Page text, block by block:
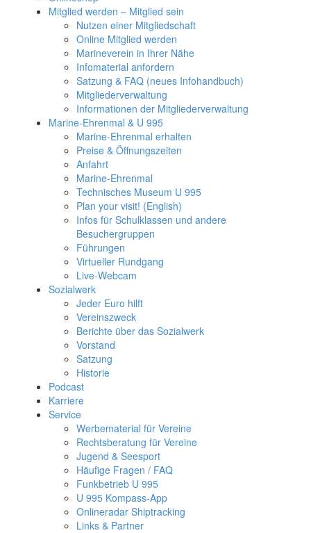
Mitglied werden – Mitglied sein
Nutzen einer Mitgliedschaft
Online Mitglied werden
Marineverein in Ihrer Nähe
Infomaterial anfordern
Satzung & FAQ (neues Infohandbuch)
Mitgliederverwaltung
Informationen der Mitgliederverwaltung
Marine-Ehrenmal & U 995
Marine-Ehrenmal erhalten
Preise & Öffnungszeiten
Anfahrt
Marine-Ehrenmal
Technisches Museum U 995
Plan your visit! (English)
Infos für Schulklassen und andere
Besuchergruppen
Führungen
Virtueller Rundgang
Live-Webcam
Sozialwerk
Jeder Euro hilft
Vereinszweck
Berichte über das Sozialwerk
Vorstand
Satzung
Historie
Podcast
Karriere
Service
Werbematerial für Vereine
Rechtsberatung für Vereine
Jugend & Seesport
Häufige Fragen / FAQ
Funkbetrieb U 995
U 995 Kompass-App
Onlineradar Shiptracking
Links & Partner